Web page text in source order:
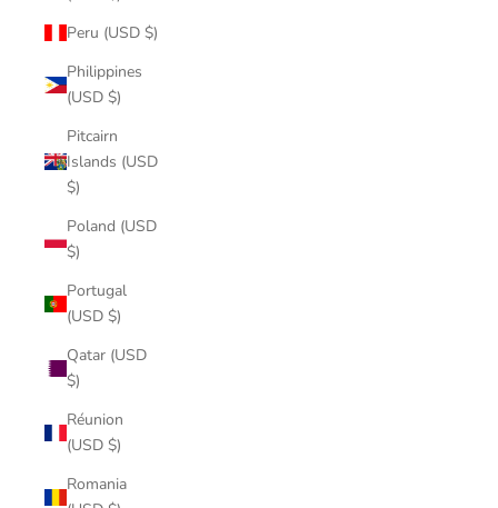
Peru (USD $)
Philippines
(USD $)
Pitcairn
Islands (USD
$)
Poland (USD
$)
Portugal
(USD $)
Qatar (USD
$)
Réunion
(USD $)
Romania